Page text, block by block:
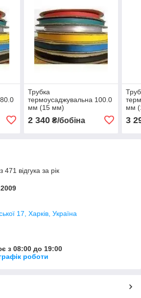
Трубка
термоусаджувальна 100.0
мм (15 мм)
2 340₴/бобіна
мм
3
відгука за рік
17, Харків, Україна
з 08:00 до 19:00
роботи